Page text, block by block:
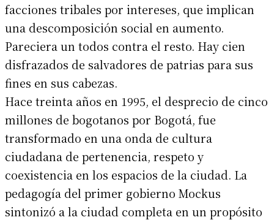
facciones tribales por intereses, que implican
una descomposición social en aumento.
Pareciera un todos contra el resto. Hay cien
disfrazados de salvadores de patrias para sus
fines en sus cabezas.
Hace treinta años en 1995, el desprecio de cinco
millones de bogotanos por Bogotá, fue
transformado en una onda de cultura
ciudadana de pertenencia, respeto y
coexistencia en los espacios de la ciudad. La
pedagogía del primer gobierno Mockus
sintonizó a la ciudad completa en un propósito